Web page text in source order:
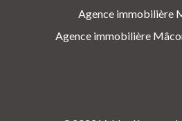
Agence immobilière
Agence immobilière